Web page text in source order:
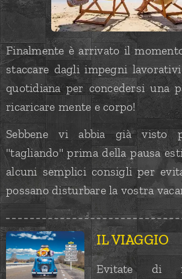
Finalmente è arrivato il
staccare dagli impegni
quotidiana per concedersi una
ricaricare mente e corpo!
Sebbene vi abbia già visto
"tagliando" prima della pausa
alcuni semplici consigli per
possano disturbare la vostra
ILVIAGGIO
Evitate di